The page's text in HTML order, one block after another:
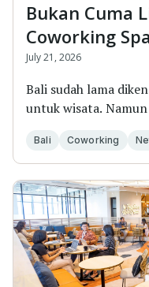
Bukan Cuma
Coworking
Networking
July 21, 2026
Bali sudah lama
untuk wisata.
Bali Coworking